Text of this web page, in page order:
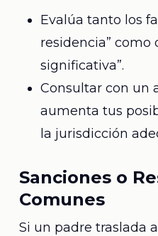
Evalúa tanto los
residencia” como
significativa”.
Consultar con un
aumenta tus
la jurisdicción
Sanciones o
Comunes
Si un padre traslada